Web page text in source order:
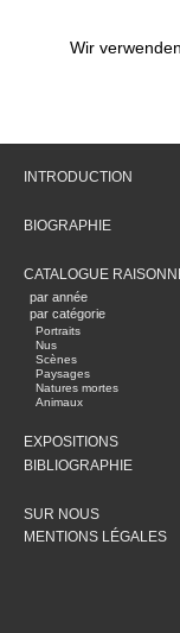
Wir
INTRODUCTION
BIOGRAPHIE
CATALOGUE
par année
par catégorie
Portraits
Nus
Scènes
Paysages
Natures mortes
Animaux
EXPOSITIONS
BIBLIOGRAPHIE
SUR NOUS
MENTIONS LÉGALES